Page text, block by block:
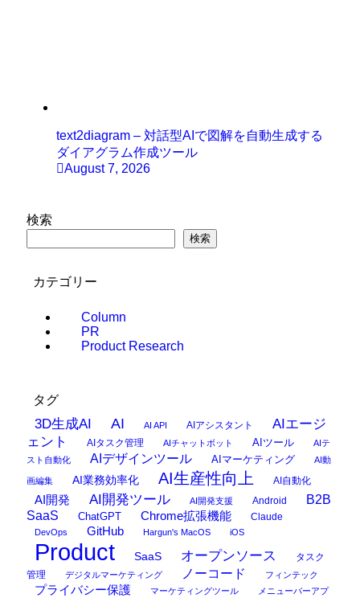
text2diagram – 対話型AIで図解を自動生成する
ダイアグラム作成ツール
August 7, 2026
検索
検索
カテゴリー
Column
PR
Product Research
タグ
3D生成AI AI AI API AIアシスタント
AIエージ
ェント
AIタスク管理 AIチャットボット AIツール
AIテ
スト自動化
AIデザインツール AIマーケティング AI動
画編集 AI業務効率化 AI生産性向上 AI自動化
AI開発 AI開発ツール AI開発支援 Android
B2B
SaaS
ChatGPT Chrome拡張機能 Claude
DevOps GitHub Hargun's MacOS iOS
Product SaaS オープンソース
タスク
管理
デジタルマーケティング ノーコード フィンテック
プライバシー保護 マーケティングツール
メニューバーアプ